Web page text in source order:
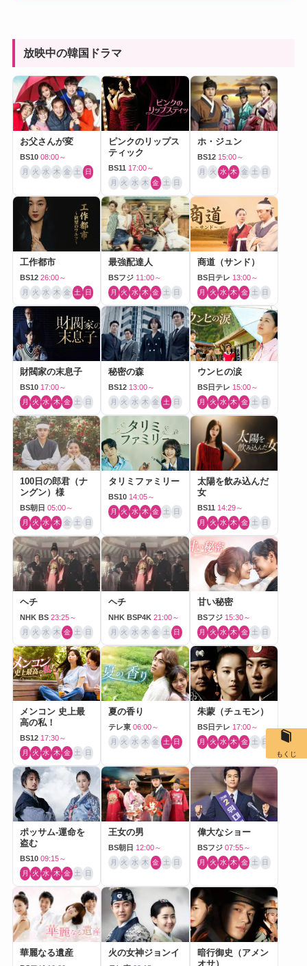
放映中の韓国ドラマ
お父さんが変
BS10 08:00～
月 火 水 木 金 土 日
ピンクのリップス
ティック
BS11 17:00～
月 火 水 木 金 土 日
ホ・ジュン
BS12 15:00～
月 火 水 木 金 土 日
工作都市
BS12 26:00～
月 火 水 木 金 土 日
最強配達人
BSフジ 11:00～
月 火 水 木 金 土 日
商道（サンド）
BS日テレ 13:00～
月 火 水 木 金 土 日
財閥家の末息子
BS10 17:00～
月 火 水 木 金 土 日
秘密の森
BS12 13:00～
月 火 水 木 金 土 日
ウンヒの涙
BS日テレ 15:00～
月 火 水 木 金 土 日
100日の郎君（ナ
ングン）様
BS朝日 05:00～
月 火 水 木 金 土 日
タリミファミリー
BS10 14:05～
月 火 水 木 金 土 日
太陽を飲み込んだ
女
BS11 14:29～
月 火 水 木 金 土 日
ヘチ
NHK BS 23:25～
月 火 水 木 金 土 日
ヘチ
NHK BSP4K 21:00～
月 火 水 木 金 土 日
甘い秘密
BSフジ 15:30～
月 火 水 木 金 土 日
メンコン 史上最
高の私！
BS12 17:30～
月 火 水 木 金 土 日
夏の香り
テレ東 06:00～
月 火 水 木 金 土 日
朱蒙（チュモン）
BS日テレ 17:00～
月 火 水 木 金 土 日
ポッサム-運命を
盗む
BS10 09:15～
月 火 水 木 金 土 日
王女の男
BS朝日 12:00～
月 火 水 木 金 土 日
偉大なショー
BSフジ 07:55～
月 火 水 木 金 土 日
華麗なる遺産 火の女神ジョンイ
暗行御史（アメン
オサ）
もくじ